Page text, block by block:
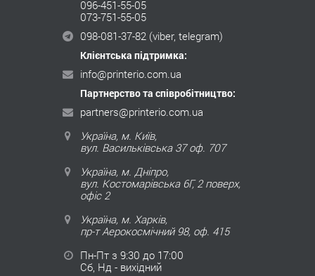
096-451-55-05
073-751-55-05
098-081-37-82 (viber, telegram)
Клієнтська підтримка:
info@printerio.com.ua
Партнерство та співробітництво:
partners@printerio.com.ua
Україна, м. Київ,
вул. Васильківська 37 оф. 707
Україна, м. Дніпро,
вул. Костомарівська 6Г, 2 поверх,
офіс 2
Україна, м. Харків,
пр-т Аерокосмічний 98, оф. 415
Пн-Пт з 9:30 до 17:00
Сб, Нд - вихідний